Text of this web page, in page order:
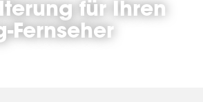
für Ihren
Fernseher